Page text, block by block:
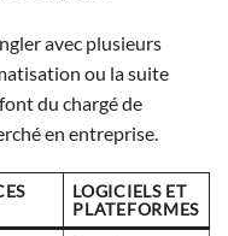
avec plusieurs
ou la suite
du chargé de
en entreprise.
LOGICIELS ET
PLATEFORMES